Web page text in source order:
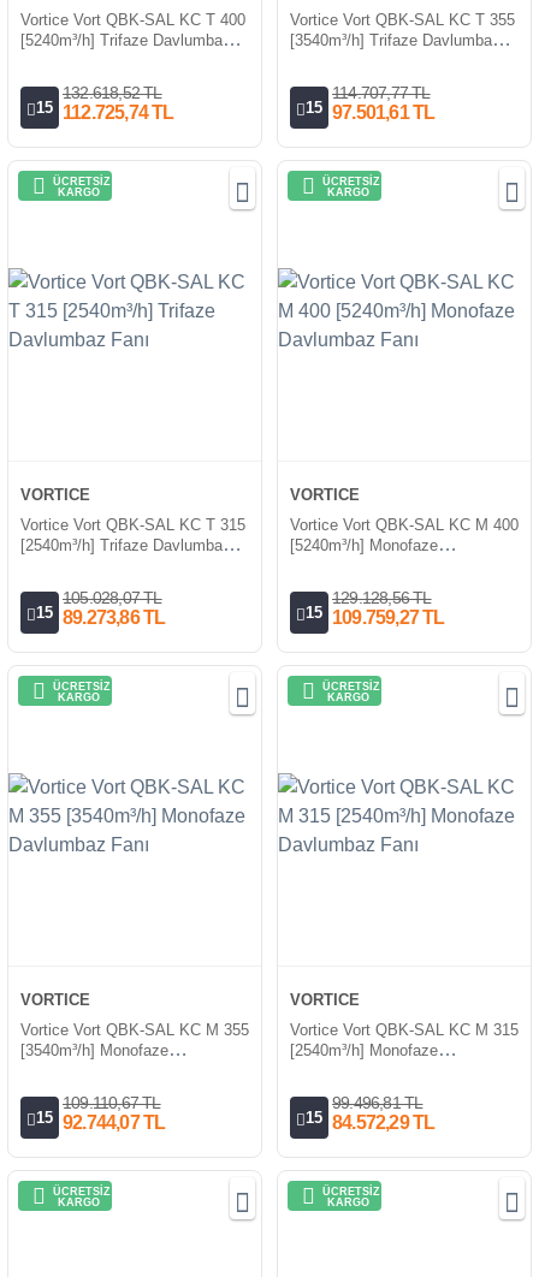
Vortice Vort QBK-SAL KC T 400
[5240m³/h] Trifaze Davlumbaz
15
132.618,52 TL
112.725,74 TL
Vortice Vort QBK-SAL KC T 355
[3540m³/h] Trifaze Davlumbaz
15
114.707,77 TL
97.501,61 TL
ÜCRETSİZ
KARGO
VORTICE
Vortice Vort QBK-SAL KC T 315
[2540m³/h] Trifaze Davlumbaz
15
105.028,07 TL
89.273,86 TL
ÜCRETSİZ
KARGO
VORTICE
Vortice Vort QBK-SAL KC M 400
[5240m³/h] Monofaze
15
129.128,56 TL
109.759,27 TL
ÜCRETSİZ
KARGO
VORTICE
Vortice Vort QBK-SAL KC M 355
[3540m³/h] Monofaze
15
109.110,67 TL
92.744,07 TL
ÜCRETSİZ
KARGO
VORTICE
Vortice Vort QBK-SAL KC M 315
[2540m³/h] Monofaze
15
99.496,81 TL
84.572,29 TL
ÜCRETSİZ
KARGO
ÜCRETSİZ
KARGO